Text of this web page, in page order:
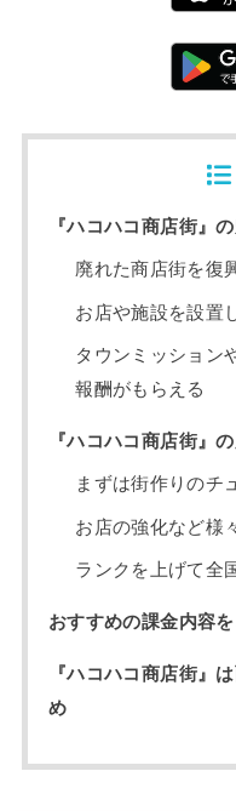
『ハコハコ商店街』
廃れた商店街を復
お店や施設を設置
タウンミッション
報酬がもらえる
『ハコハコ商店街』
まずは街作りのチ
お店の強化など様
ランクを上げて全
おすすめの課金内容を
『ハコハコ商店街』
め